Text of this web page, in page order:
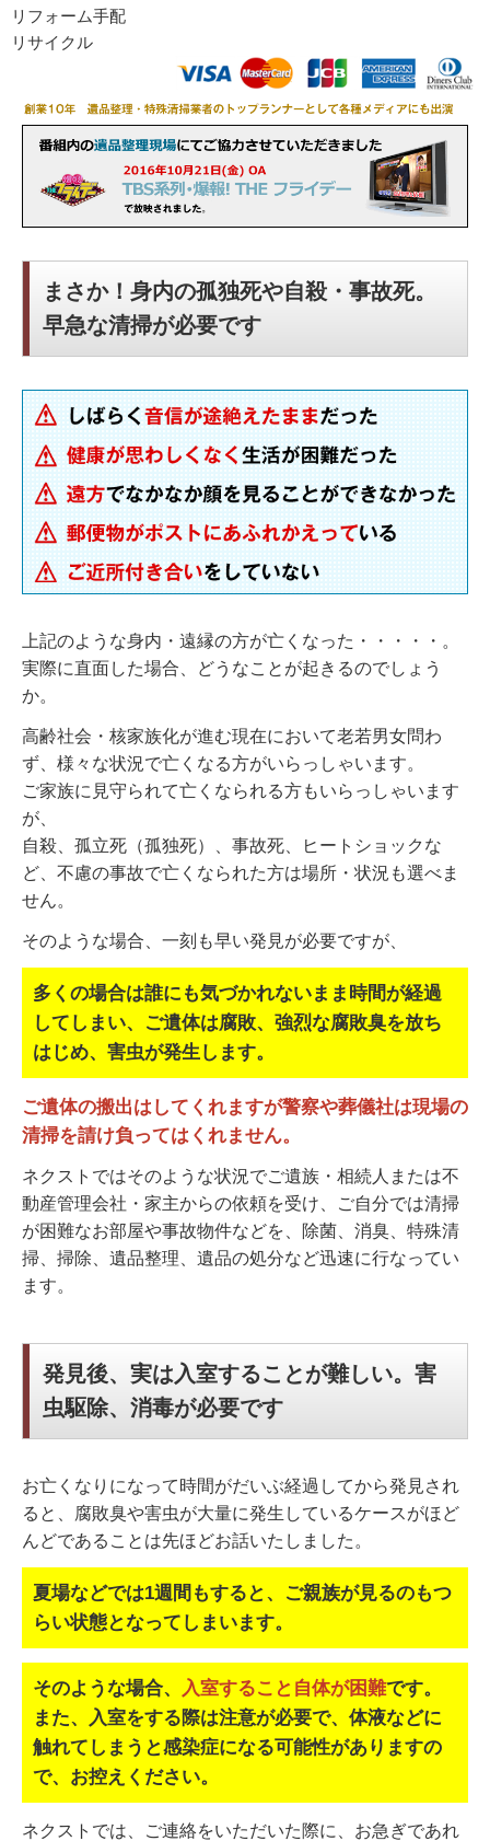
リフォーム手配
リサイクル
まさか！身内の孤独死や自殺・事故死。
早急な清掃が必要です
上記のような身内・遠縁の方が亡くなった・・・・・。
実際に直面した場合、どうなことが起きるのでしょう
か。
高齢社会・核家族化が進む現在において老若男女問わ
ず、様々な状況で亡くなる方がいらっしゃいます。
ご家族に見守られて亡くなられる方もいらっしゃいます
が、
自殺、孤立死（孤独死）、事故死、ヒートショックな
ど、不慮の事故で亡くなられた方は場所・状況も選べま
せん。
そのような場合、一刻も早い発見が必要ですが、
多くの場合は誰にも気づかれないまま時間が経過
してしまい、 ご遺体は腐敗、強烈な腐敗臭を放ち
はじめ、害虫が発生します。
ご遺体の搬出はしてくれますが警察や葬儀社は現場の
清掃を請け負ってはくれません。
ネクストではそのような状況でご遺族・相続人または不
動産管理会社・家主からの依頼を受け、ご自分では清掃
が困難なお部屋や事故物件などを、除菌、消臭、特殊清
掃、掃除、遺品整理、遺品の処分など迅速に行なってい
ます。
発見後、実は入室することが難しい。害
虫駆除、消毒が必要です
お亡くなりになって時間がだいぶ経過してから発見され
ると、腐敗臭や害虫が大量に発生しているケースがほど
んどであることは先ほどお話いたしました。
夏場などでは1週間もすると、ご親族が見るのもつ
らい状態となってしまいます。
そのような場合、 入室すること自体が困難です。
また、入室をする際は注意が必要で、 体液などに
触れてしまうと感染症になる可能性がありますの
で、お控えください。
ネクストでは、ご連絡をいただいた際に、お急ぎであれ